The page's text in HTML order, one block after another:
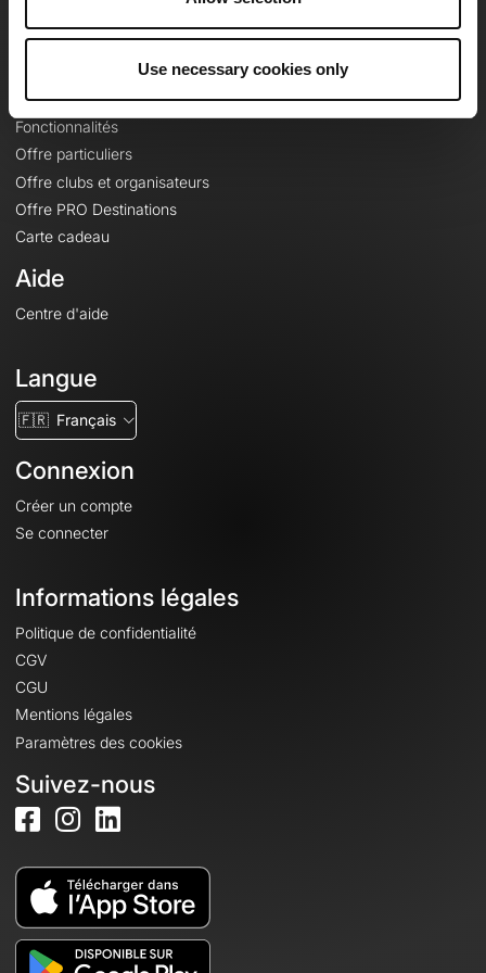
Use necessary cookies only
Le Mag'
Fonds de cartes topographiques
Fonctionnalités
Offre particuliers
Offre clubs et organisateurs
Offre PRO Destinations
Carte cadeau
Aide
Centre d'aide
Langue
🇫🇷 Français
Connexion
Créer un compte
Se connecter
Informations légales
Politique de confidentialité
CGV
CGU
Mentions légales
Paramètres des cookies
Suivez-nous